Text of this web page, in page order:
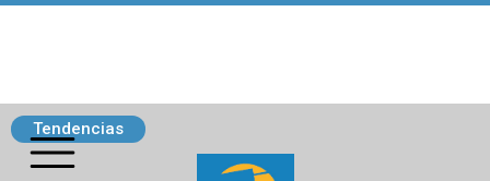
Tendencias